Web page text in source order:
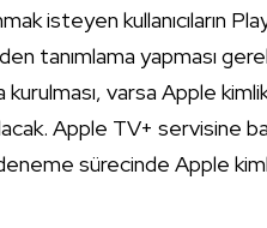
isteyen kullanıcıların
tanımlama yapması
kurulması, varsa Apple
Apple TV+ servisine
sürecinde Apple